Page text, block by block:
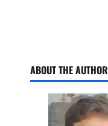
ABOUT THE AUTHOR